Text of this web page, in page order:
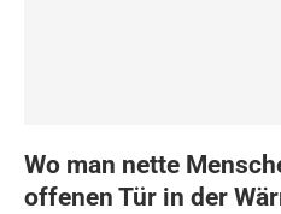
Wo man nette
offenen Tür in der